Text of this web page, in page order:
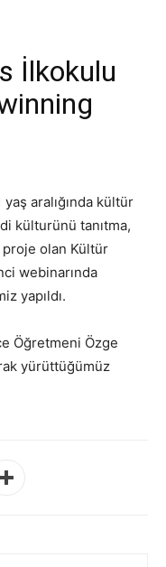
İlkokulu
aralığında kültür
külturünü tanıtma,
proje olan Kültür
webinarında
yapıldı.
Öğretmeni Özge
yürüttüğümüz